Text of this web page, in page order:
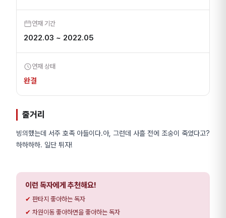
연재 기간
2022.03 ~ 2022.05
연재 상태
완결
줄거리
빙의했는데 서주 호족 아들이다.아, 그런데 사흘 전에 조숭이 죽었다고?
하하하하. 일단 튀자!
이런 독자에게 추천해요!
판타지 좋아하는 독자
차원이동 좋아하면을 좋아하는 독자